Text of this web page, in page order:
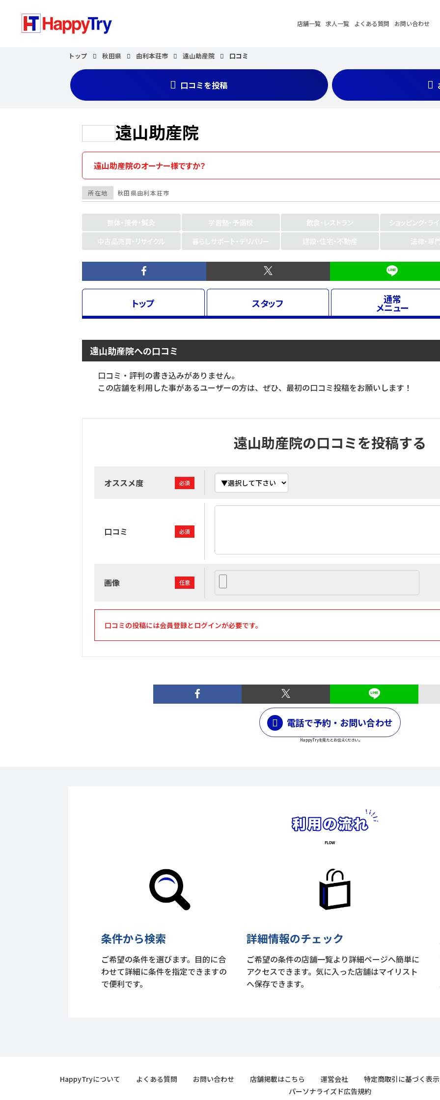
店舗一覧 求人一覧 よくある質問 お問い合わせ
トップ 秋田県 由利本荘市 遠山助産院 口コミ
口コミを投稿
遠山助産院
遠山助産院のオーナー様ですか？
所在地 秋田県由利本荘市
整体・接骨・鍼灸 学習塾・予備校 飲食・レストラン
ショッピング・ラ
中古品売買・リサイクル
暮らしサポート・デリバリー 建設・住宅・不動産 法律・専
トップ スタッフ 通常
メニュー
遠山助産院への口コミ
口コミ・評判の書き込みがありません。
この店舗を利用した事があるユーザーの方は、ぜひ、最初の口コミ投稿をお願いします！
遠山助産院の口コミを投稿する
オススメ度 必須
口コミ 必須
画像 任意
口コミの投稿には会員登録とログインが必要です。
電話で予約・お問い合わせ
HappyTryを見たとお伝えください。
条件から検索
ご希望の条件を選びます。目的に合
わせて詳細に条件を指定できますの
で便利です。
詳細情報のチェック
ご希望の条件の店舗一覧より詳細ページへ簡単に
アクセスできます。気に入った店舗はマイリスト
へ保存できます。
HappyTryについて よくある質問 お問い合わせ 店舗掲載はこちら 運営会社
特定商取引に基づく表示
パーソナライズド広告規約